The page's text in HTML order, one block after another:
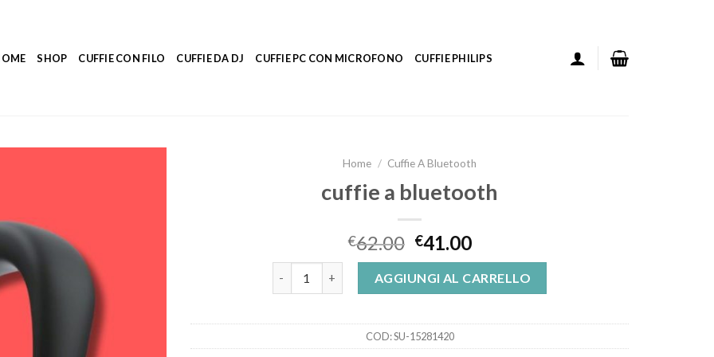
SHOP CUFFIE CON FILO CUFFIE DA DJ CUFFIE PC CON MICROFONO CUFFIE PHILIPS
Home / Cuffie A Bluetooth
cuffie a bluetooth
€62.00 €41.00
AGGIUNGI AL CARRELLO
COD:SU-15281420